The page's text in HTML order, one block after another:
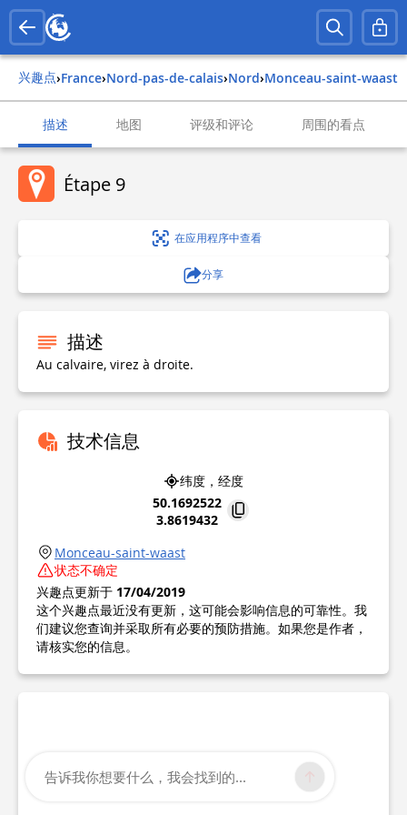
兴趣点› france› nord-pas-de-calais› nord› monceau-saint-waast
描述 地图 评级和评论 周围的看点
Étape 9
在应用程序中查看
分享
描述
Au calvaire, virez à droite.
技术信息
纬度，经度
50.1692522
3.8619432
Monceau-saint-waast
状态不确定
兴趣点更新于 17/04/2019
这个兴趣点最近没有更新，这可能会影响信息的可靠性。我
们建议您查询并采取所有必要的预防措施。如果您是作者，
请核实您的信息。
告诉我你想要什么，我会找到的...